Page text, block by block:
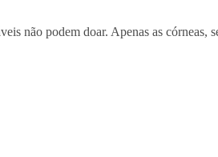
não podem doar. Apenas as